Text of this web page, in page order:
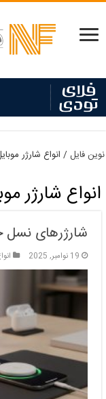
نوین فایل/ انواع شارژر
انواع شارژر
شارژرهای نسل
19 نوامبر, 2025